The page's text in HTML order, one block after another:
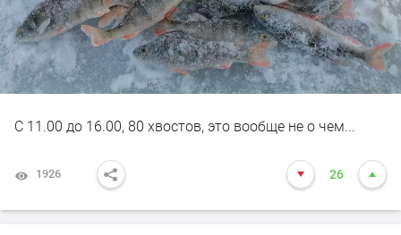
С 11.00 до 16.00, 80 хвостов, это вообще не о чем...
1926 26